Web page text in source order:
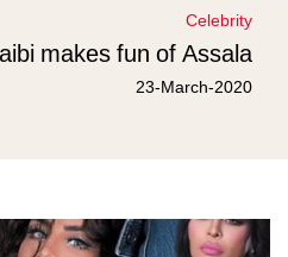
Celebrity
makes fun of Assala
23-March-2020